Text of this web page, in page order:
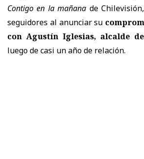
Contigo en la mañana de
seguidores al anunciar su
con Agustín Iglesias, alcalde
luego de casi un año de relación.